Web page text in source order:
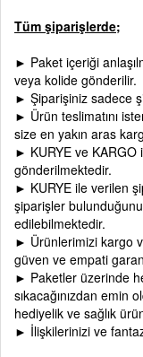
Tüm şiparişlerde;
► Paket içeriği
veya kolide gönderilir.
► Şiparişiniz sadece
► Ürün teslimatını
size en yakın aras
► KURYE ve KARGO
gönderilmektedir.
► KURYE ile verilen
şiparişler
edilebilmektedir.
► Ürünlerimizi kargo
güven ve empati
► Paketler üzerinde
sıkacağınızdan emin
hediyelik ve sağlık
► İlişkilerinizi ve